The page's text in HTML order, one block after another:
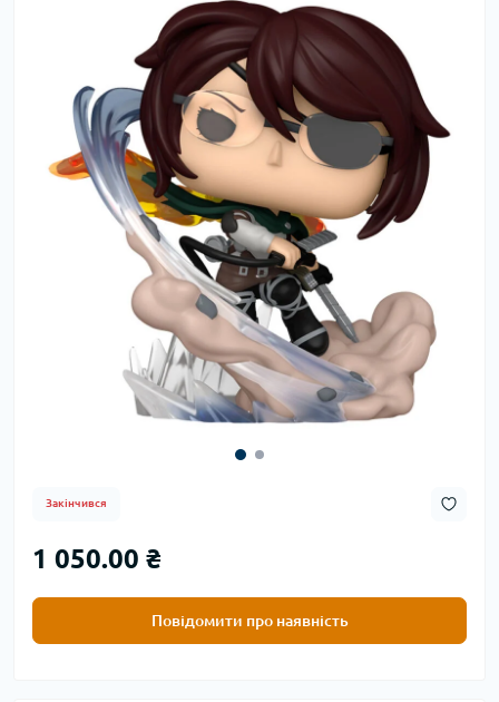
Закінчився
1 050.00 ₴
Повідомити про наявність